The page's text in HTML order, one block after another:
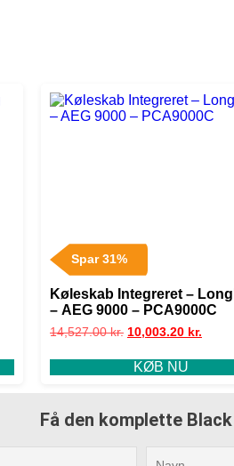
Spar 31%
Køleskab Integreret –
– AEG 9000 – PCA9000C
14,527.00kr. 10,003.20 kr.
KØB NU
Få den komplette